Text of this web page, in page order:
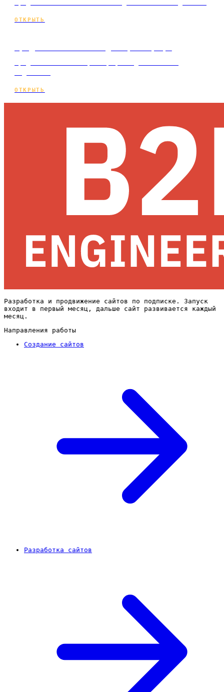
ОТКРЫТЬ
ОТКРЫТЬ
Разработка и продвижение сайтов по подписке. Запуск
входит в первый месяц, дальше сайт развивается каждый
месяц.
Направления работы
Создание сайтов
Разработка сайтов